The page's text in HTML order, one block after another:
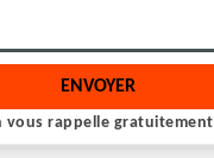
vous rappelle gratuitement